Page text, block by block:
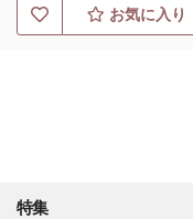
お気に入り
特集